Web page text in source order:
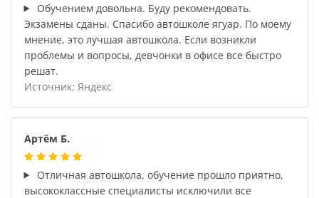
Обучением довольна. Буду рекомендовать.
Экзамены сданы. Спасибо автошколе ягуар. По моему
мнение, это лучшая автошкола. Если возникли
проблемы и вопросы, девчонки в офисе все быстро
решат.
Источник: Яндекс
Артём Б.
Отличная автошкола, обучение прошло приятно,
высококлассные специалисты исключили все